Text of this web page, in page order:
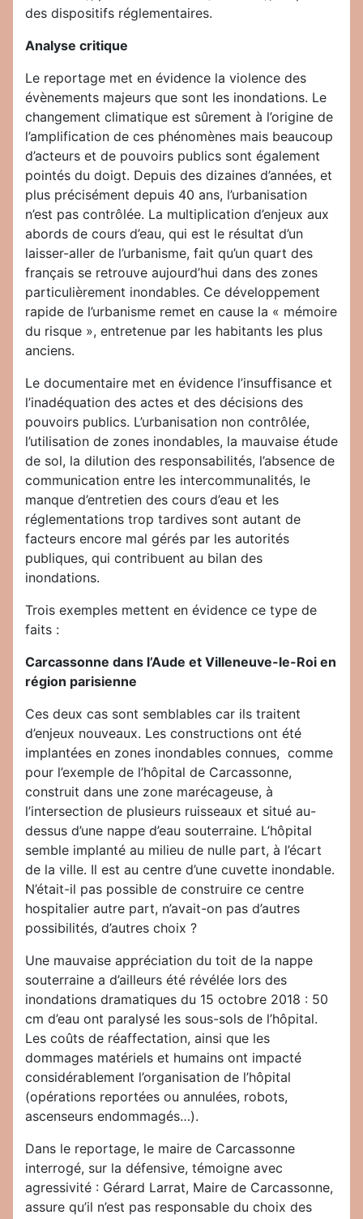
des dispositifs réglementaires.
Analyse critique
Le reportage met en évidence la violence des
évènements majeurs que sont les inondations. Le
changement climatique est sûrement à l’origine de
l’amplification de ces phénomènes mais beaucoup
d’acteurs et de pouvoirs publics sont également
pointés du doigt. Depuis des dizaines d’années, et
plus précisément depuis 40 ans, l’urbanisation
n’est pas contrôlée. La multiplication d’enjeux aux
abords de cours d’eau, qui est le résultat d’un
laisser-aller de l’urbanisme, fait qu’un quart des
français se retrouve aujourd’hui dans des zones
particulièrement inondables. Ce développement
rapide de l’urbanisme remet en cause la « mémoire
du risque », entretenue par les habitants les plus
anciens.
Le documentaire met en évidence l’insuffisance et
l’inadéquation des actes et des décisions des
pouvoirs publics. L’urbanisation non contrôlée,
l’utilisation de zones inondables, la mauvaise étude
de sol, la dilution des responsabilités, l’absence de
communication entre les intercommunalités, le
manque d’entretien des cours d’eau et les
réglementations trop tardives sont autant de
facteurs encore mal gérés par les autorités
publiques, qui contribuent au bilan des
inondations.
Trois exemples mettent en évidence ce type de
faits :
Carcassonne dans l’Aude et Villeneuve-le-Roi en
région parisienne
Ces deux cas sont semblables car ils traitent
d’enjeux nouveaux. Les constructions ont été
implantées en zones inondables connues, comme
pour l’exemple de l’hôpital de Carcassonne,
construit dans une zone marécageuse, à
l’intersection de plusieurs ruisseaux et situé au-
dessus d’une nappe d’eau souterraine. L’hôpital
semble implanté au milieu de nulle part, à l’écart
de la ville. Il est au centre d’une cuvette inondable.
N’était-il pas possible de construire ce centre
hospitalier autre part, n’avait-on pas d’autres
possibilités, d’autres choix ?
Une mauvaise appréciation du toit de la nappe
souterraine a d’ailleurs été révélée lors des
inondations dramatiques du 15 octobre 2018 : 50
cm d’eau ont paralysé les sous-sols de l’hôpital.
Les coûts de réaffectation, ainsi que les
dommages matériels et humains ont impacté
considérablement l’organisation de l’hôpital
(opérations reportées ou annulées, robots,
ascenseurs endommagés…).
Dans le reportage, le maire de Carcassonne
interrogé, sur la défensive, témoigne avec
agressivité : Gérard Larrat, Maire de Carcassonne,
assure qu’il n’est pas responsable du choix des